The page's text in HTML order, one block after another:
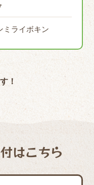
ミライボキン
！
はこちら